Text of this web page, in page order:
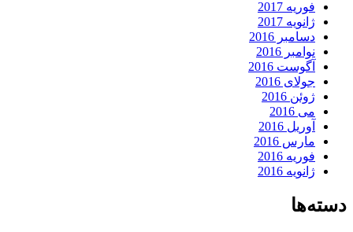
فوریه 2017
ژانویه 2017
دسامبر 2016
نوامبر 2016
آگوست 2016
جولای 2016
ژوئن 2016
می 2016
آوریل 2016
مارس 2016
فوریه 2016
ژانویه 2016
دسته‌ها